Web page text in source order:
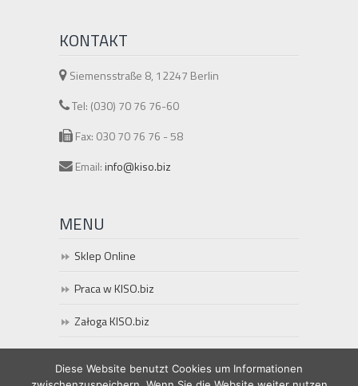
KONTAKT
Siemensstraße 8, 12247 Berlin
Tel: (030) 70 76 76-60
Fax: 030 70 76 76 - 58
Email:info@kiso.biz
MENU
Sklep Online
Praca w KISO.biz
Załoga KISO.biz
Dla biur i Gewerbe
Diese Website benutzt Cookies um Informationen